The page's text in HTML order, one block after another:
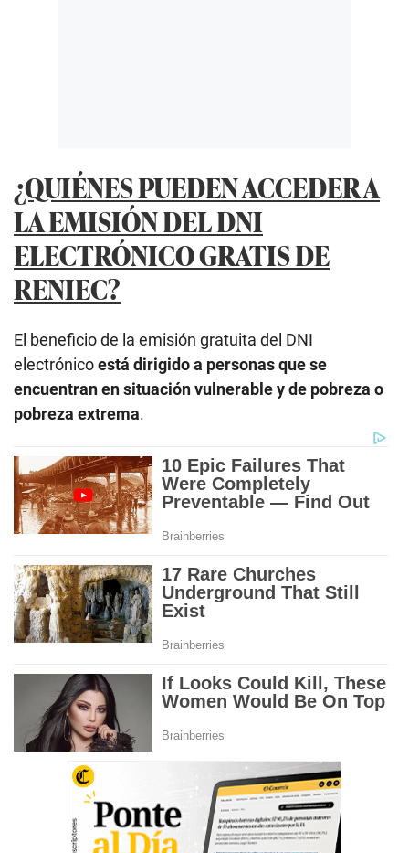
¿QUIÉNES PUEDEN ACCEDER A
LA EMISIÓN DEL DNI
ELECTRÓNICO GRATIS DE
RENIEC?
El beneficio de la emisión gratuita del DNI
electrónicoestá dirigido a personas que se
encuentran en situación vulnerable y de pobreza o
pobreza extrema.